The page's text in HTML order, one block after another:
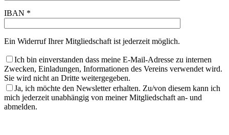
IBAN *
Ein Widerruf Ihrer Mitgliedschaft ist jederzeit möglich.
Ich bin einverstanden dass meine E-Mail-Adresse zu internen
Zwecken, Einladungen, Informationen des Vereins verwendet wird.
Sie wird nicht an Dritte weitergegeben.
Ja, ich möchte den Newsletter erhalten. Zu/von diesem kann ich
mich jederzeit unabhängig von meiner Mitgliedschaft an- und
abmelden.